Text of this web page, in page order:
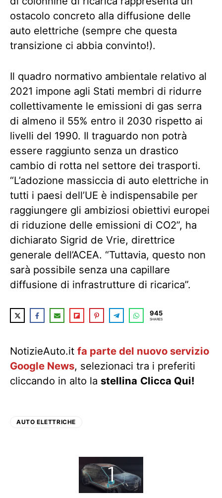
ostacolo concreto alla diffusione delle
auto elettriche (sempre che questa
transizione ci abbia convinto!).
Il quadro normativo ambientale relativo al
2021 impone agli Stati membri di ridurre
collettivamente le emissioni di gas serra
di almeno il 55% entro il 2030 rispetto ai
livelli del 1990. Il traguardo non potrà
essere raggiunto senza un drastico
cambio di rotta nel settore dei trasporti.
“L’adozione massiccia di auto elettriche in
tutti i paesi dell’UE è indispensabile per
raggiungere gli ambiziosi obiettivi europei
di riduzione delle emissioni di CO2”, ha
dichiarato Sigrid de Vrie, direttrice
generale dell’ACEA. “Tuttavia, questo non
sarà possibile senza una capillare
diffusione di infrastrutture di ricarica”.
945
SHARES
NotizieAuto.it fa parte del nuovo servizio
Google News, selezionaci tra i preferiti
cliccando in alto la stellina Clicca Qui!
AUTO ELETTRICHE